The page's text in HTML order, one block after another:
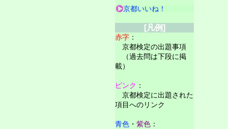
京都いいね！
[凡例]
赤字 ：
京都検定の出題事項
（過去問は下段に掲
載）
ピンク ：
京都検定に出題された
項目へのリンク
青色 ・ 紫色 ：